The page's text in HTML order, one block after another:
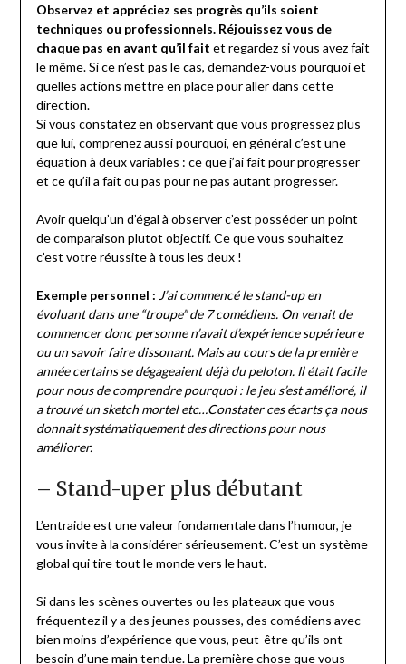
Observez et appréciez ses progrès qu’ils soient
techniques ou professionnels. Réjouissez vous de
chaque pas en avant qu’il fait et regardez si vous avez fait
le même. Si ce n’est pas le cas, demandez-vous pourquoi et
quelles actions mettre en place pour aller dans cette
direction.
Si vous constatez en observant que vous progressez plus
que lui, comprenez aussi pourquoi, en général c’est une
équation à deux variables : ce que j’ai fait pour progresser
et ce qu’il a fait ou pas pour ne pas autant progresser.
Avoir quelqu’un d’égal à observer c’est posséder un point
de comparaison plutot objectif. Ce que vous souhaitez
c’est votre réussite à tous les deux !
Exemple personnel : J’ai commencé le stand-up en
évoluant dans une “troupe” de 7 comédiens. On venait de
commencer donc personne n’avait d’expérience supérieure
ou un savoir faire dissonant. Mais au cours de la première
année certains se dégageaient déjà du peloton. Il était facile
pour nous de comprendre pourquoi : le jeu s’est amélioré, il
a trouvé un sketch mortel etc…Constater ces écarts ça nous
donnait systématiquement des directions pour nous
améliorer.
– Stand-uper plus débutant
L’entraide est une valeur fondamentale dans l’humour, je
vous invite à la considérer sérieusement. C’est un système
global qui tire tout le monde vers le haut.
Si dans les scènes ouvertes ou les plateaux que vous
fréquentez il y a des jeunes pousses, des comédiens avec
bien moins d’expérience que vous, peut-être qu’ils ont
besoin d’une main tendue. La première chose que vous